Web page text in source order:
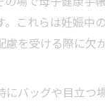
。これらは妊娠中
慮を受ける際に欠
にバッグや目立つ